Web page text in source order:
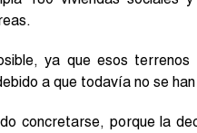
ya que esos
a que todavía no se
concretarse, porque la